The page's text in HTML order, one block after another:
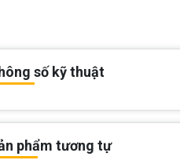
số kỹ thuật
phẩm tương tự